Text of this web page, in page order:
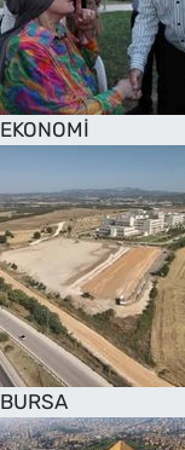
EKONOMİ
BURSA
SAĞLIK
TV REHBERİ